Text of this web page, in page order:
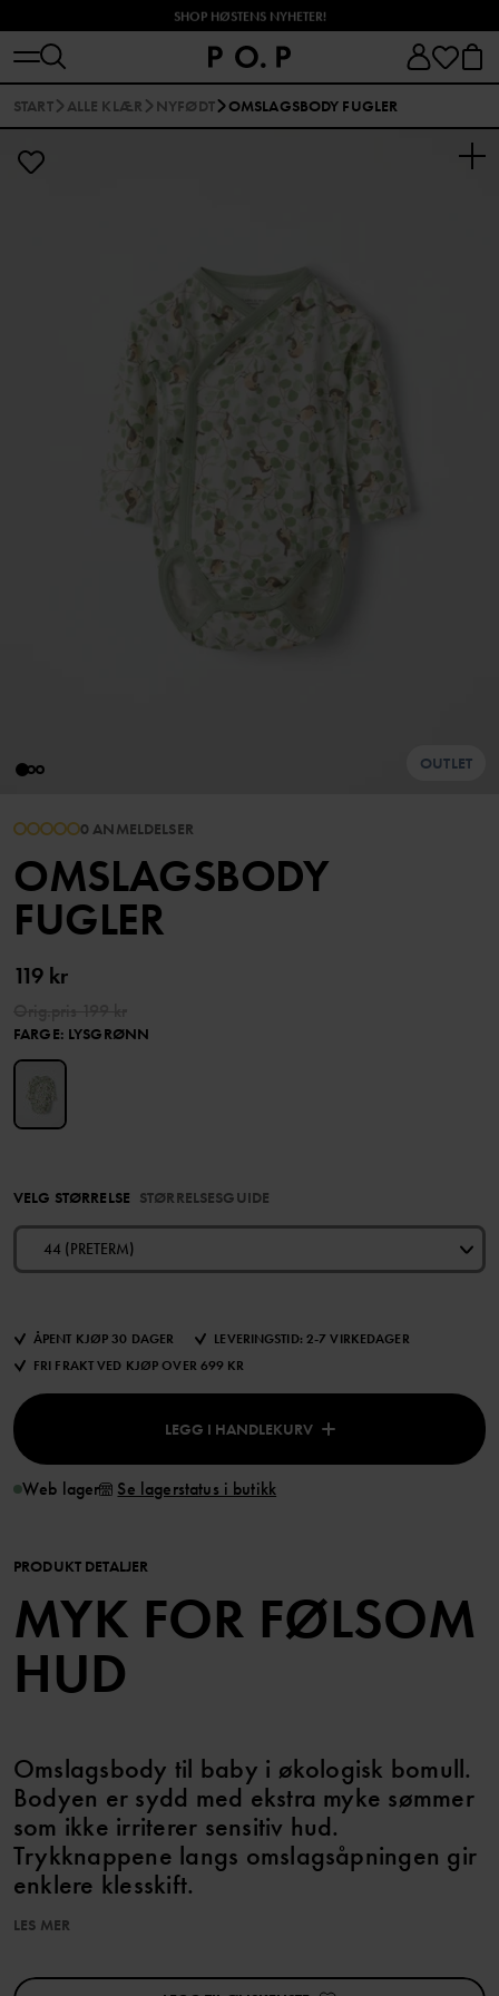
SHOP HØSTENS NYHETER!
START ALLE KLÆR NYFØDT OMSLAGSBODY FUGLER
OUTLET
0 ANMELDELSER
OMSLAGSBODY
FUGLER
119 kr
FARGE: LYSGRØNN
VELG STØRRELSE STØRRELSESGUIDE
44 (PRETERM)
ÅPENT KJØP 30 DAGER
LEVERINGSTID: 2-7 VIRKEDAGER
FRI FRAKT VED KJØP OVER 699 KR
LEGG I HANDLEKURV
Web lager Se lagerstatus i butikk
PRODUKT DETALJER
MYK FOR FØLSOM
HUD
Omslagsbody til baby i økologisk bomull.
Bodyen er sydd med ekstra myke sømmer
som ikke irriterer sensitiv hud.
Trykknappene langs omslagsåpningen gir
enklere klesskift.
• Ekstra myke og flate sømmer
LES MER